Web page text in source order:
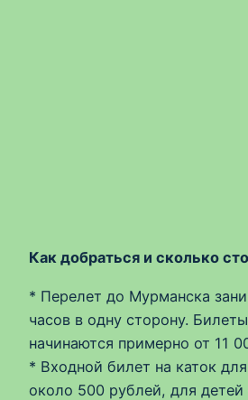
Как добраться и сколько
* Перелет до Мурманска
часов в одну сторону.
начинаются примерно от 11
* Входной билет на каток
около 500 рублей, для